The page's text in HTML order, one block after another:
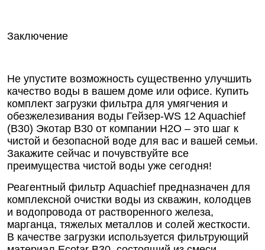
Заключение
Не упустите возможность существенно улучшить
качество воды в вашем доме или офисе. Купить
комплект загрузки фильтра для умягчения и
обезжелезивания воды Гейзер-WS 12 Aquachief
(B30) Экотар В30 от компании Н2О – это шаг к
чистой и безопасной воде для вас и вашей семьи.
Закажите сейчас и почувствуйте все
преимущества чистой воды уже сегодня!
Реагентный фильтр Aquachief предназначен для
комплексной очистки воды из скважин, колодцев
и водопровода от растворенного железа,
марганца, тяжелых металлов и солей жесткости.
В качестве загрузки используется фильтрующий